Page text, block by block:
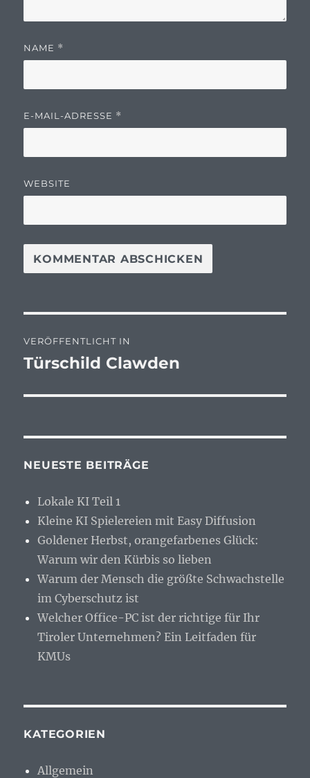
NAME *
E-MAIL-ADRESSE *
WEBSITE
VERÖFFENTLICHT IN
Türschild Clawden
NEUESTE BEITRÄGE
Lokale KI Teil 1
Kleine KI Spielereien mit Easy Diffusion
Goldener Herbst, orangefarbenes Glück:
Warum wir den Kürbis so lieben
Warum der Mensch die größte Schwachstelle
im Cyberschutz ist
Welcher Office-PC ist der richtige für Ihr
Tiroler Unternehmen? Ein Leitfaden für
KMUs
KATEGORIEN
Allgemein